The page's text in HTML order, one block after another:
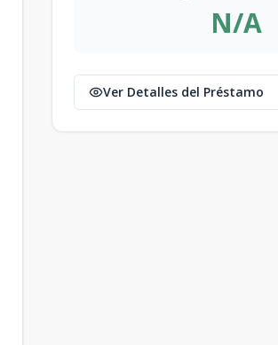
N/A
Ver Detalles del Préstamo